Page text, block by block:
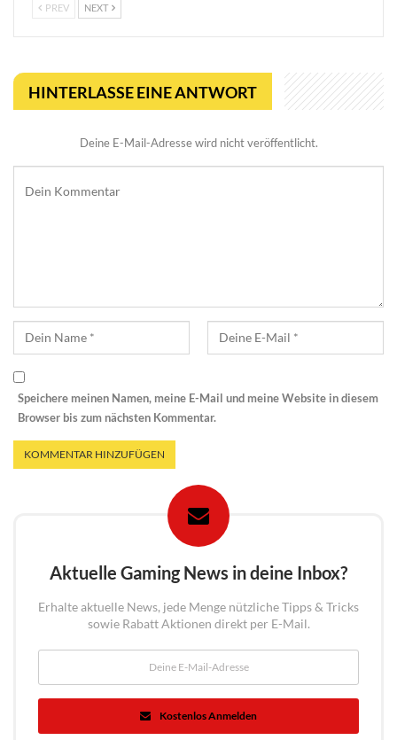
PREV NEXT
HINTERLASSE EINE ANTWORT
Deine E-Mail-Adresse wird nicht veröffentlicht.
Speichere meinen Namen, meine E-Mail und meine Website in diesem
Browser bis zum nächsten Kommentar.
Aktuelle Gaming News in deine Inbox?
Erhalte aktuelle News, jede Menge nützliche Tipps & Tricks
sowie Rabatt Aktionen direkt per E-Mail.
Kostenlos Anmelden